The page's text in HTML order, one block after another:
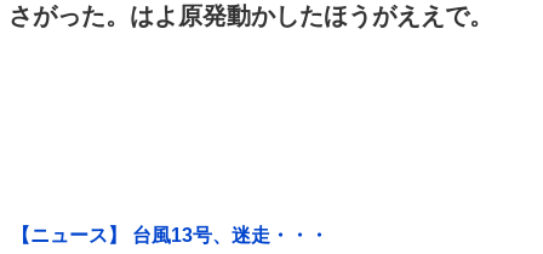
さがった。はよ原発動かしたほうがええで。
【ニュース】 台風13号、迷走・・・